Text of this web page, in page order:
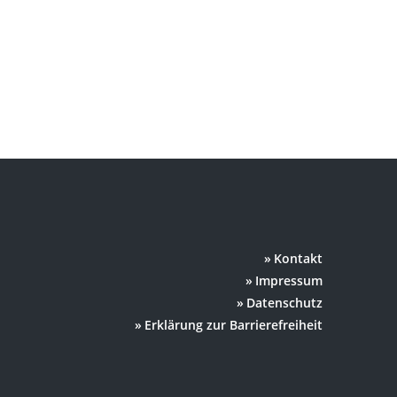
Kontakt
Impressum
Datenschutz
Erklärung zur Barrierefreiheit